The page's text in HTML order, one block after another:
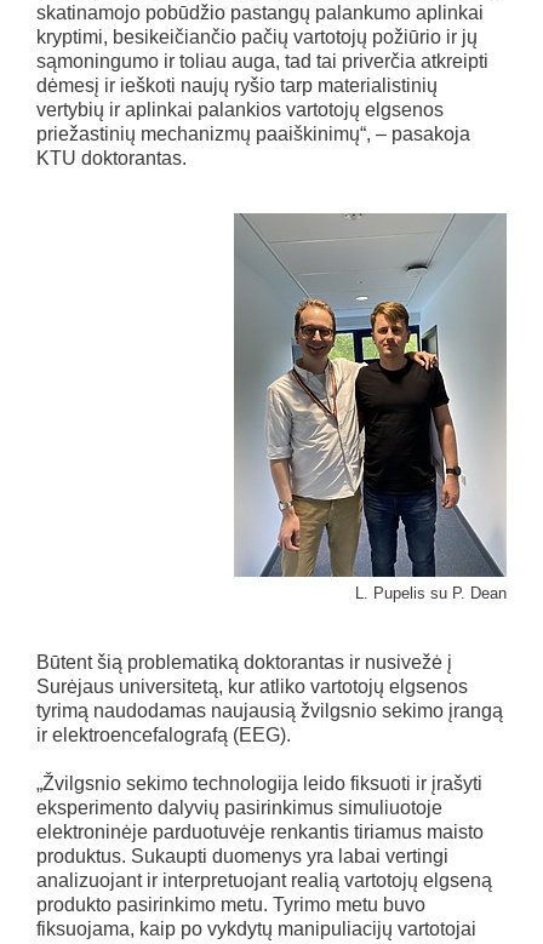
skatinamojo pobūdžio pastangų palankumo aplinkai
kryptimi, besikeičiančio pačių vartotojų požiūrio ir jų
sąmoningumo ir toliau auga, tad tai priverčia atkreipti
dėmesį ir ieškoti naujų ryšio tarp materialistinių
vertybių ir aplinkai palankios vartotojų elgsenos
priežastinių mechanizmų paaiškinimų“, – pasakoja
KTU doktorantas.
L. Pupelis su P. Dean
Būtent šią problematiką doktorantas ir nusivežė į
Surėjaus universitetą, kur atliko vartotojų elgsenos
tyrimą naudodamas naujausią žvilgsnio sekimo įrangą
ir elektroencefalografą (EEG).
„Žvilgsnio sekimo technologija leido fiksuoti ir įrašyti
eksperimento dalyvių pasirinkimus simuliuotoje
elektroninėje parduotuvėje renkantis tiriamus maisto
produktus. Sukaupti duomenys yra labai vertingi
analizuojant ir interpretuojant realią vartotojų elgseną
produkto pasirinkimo metu. Tyrimo metu buvo
fiksuojama, kaip po vykdytų manipuliacijų vartotojai